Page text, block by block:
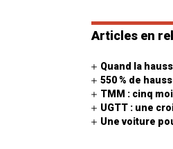
Articles en
Quand la
550 % de
TMM : cinq
UGTT : une
Une voiture